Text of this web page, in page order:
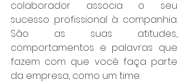
colaborador associa o seu
sucesso profissional à companhia.
São as suas atitudes,
comportamentos e palavras que
fazem com que você faça parte
da empresa, como um time.